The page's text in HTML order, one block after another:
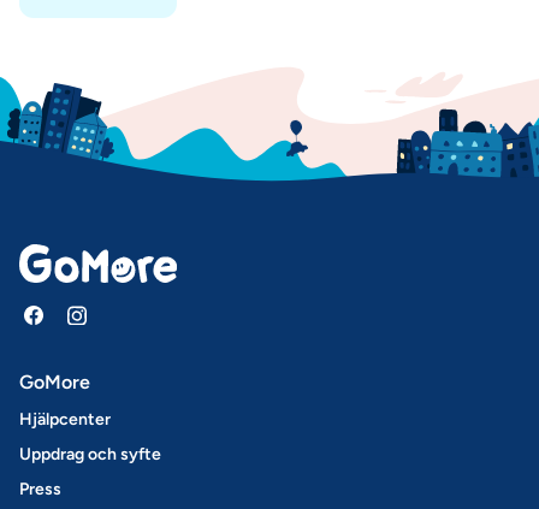
GoMore
Hjälpcenter
Uppdrag och syfte
Press